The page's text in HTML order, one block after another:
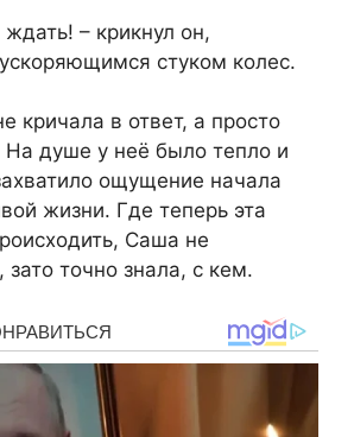
– крикнул он,
стуком колес.
кричала в ответ, а просто
На душе у неё было тепло и
ощущение начала
жизни. Где теперь эта
Саша не
зато точно знала, с кем.